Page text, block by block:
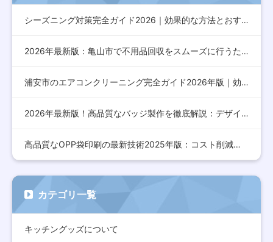
シーズニング対策完全ガイド2026｜効果的な方法とおすすめア…
2026年最新版：亀山市で不用品回収をスムーズに行うための完…
浦安市のエアコンクリーニング完全ガイド2026年版｜効果的な…
2026年最新版！高品質なバッジ製作を徹底解説：デザインから…
高品質なOPP袋印刷の最新技術2025年版：コスト削減とデザ…
カテゴリ一覧
キッチングッズについて